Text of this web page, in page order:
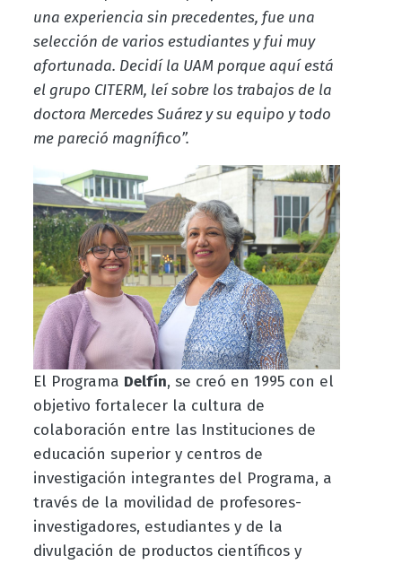
una experiencia sin precedentes, fue una
selección de varios estudiantes y fui muy
afortunada. Decidí la UAM porque aquí está
el grupo CITERM, leí sobre los trabajos de la
doctora Mercedes Suárez y su equipo y todo
me pareció magnífico”.
El Programa Delfín, se creó en 1995 con el
objetivo fortalecer la cultura de
colaboración entre las Instituciones de
educación superior y centros de
investigación integrantes del Programa, a
través de la movilidad de profesores-
investigadores, estudiantes y de la
divulgación de productos científicos y